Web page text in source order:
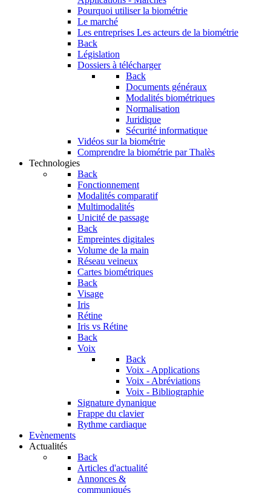
Pourquoi utiliser la biométrie
Le marché
Les entreprises Les acteurs de la biométrie
Back
Législation
Dossiers à télécharger
Back
Documents généraux
Modalités biométriques
Normalisation
Juridique
Sécurité informatique
Vidéos sur la biométrie
Comprendre la biométrie par Thalès
Technologies
Back
Fonctionnement
Modalités comparatif
Multimodalités
Unicité de passage
Back
Empreintes digitales
Volume de la main
Réseau veineux
Cartes biométriques
Back
Visage
Iris
Rétine
Iris vs Rétine
Back
Voix
Back
Voix - Applications
Voix - Abréviations
Voix - Bibliographie
Signature dynanique
Frappe du clavier
Rythme cardiaque
Evènements
Actualités
Back
Articles d'actualité
Annonces &
communiqués